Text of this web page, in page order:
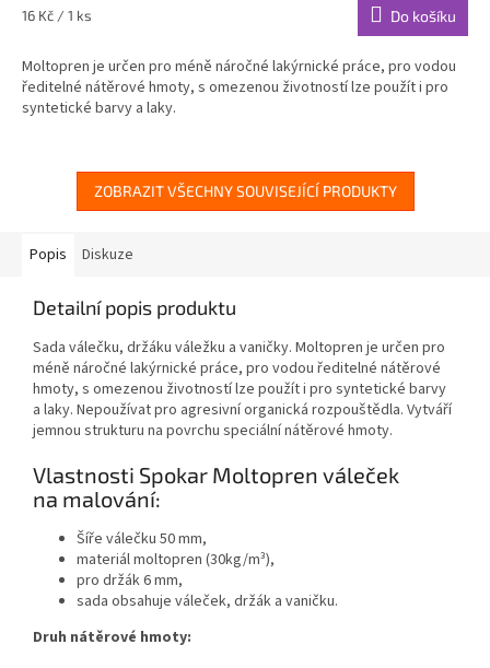
Měrná
16 Kč / 1 ks Do košíku
Moltopren je určen pro méně náročné lakýrnické práce, pro vodou
ředitelné nátěrové hmoty, s omezenou životností lze použít i pro
syntetické barvy a laky.
ZOBRAZIT VŠECHNY SOUVISEJÍCÍ PRODUKTY
Popis Diskuze
Detailní popis produktu
Sada válečku, držáku váležku a vaničky. Moltopren je určen pro
méně náročné lakýrnické práce, pro vodou ředitelné nátěrové
hmoty, s omezenou životností lze použít i pro syntetické barvy
a laky. Nepoužívat pro agresivní organická rozpouštědla. Vytváří
jemnou strukturu na povrchu speciální nátěrové hmoty.
Vlastnosti Spokar Moltopren váleček
na malování:
Šíře válečku 50 mm,
materiál moltopren (30kg/m³),
pro držák 6 mm,
sada obsahuje váleček, držák a vaničku.
Druh nátěrové hmoty: